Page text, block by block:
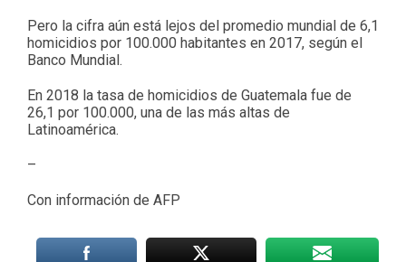
Pero la cifra aún está lejos del promedio mundial de 6,1
homicidios por 100.000 habitantes en 2017, según el
Banco Mundial.
En 2018 la tasa de homicidios de Guatemala fue de
26,1 por 100.000, una de las más altas de
Latinoamérica.
–
Con información de AFP